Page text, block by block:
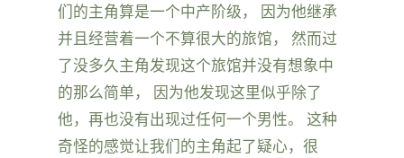
们的主角算是一个中产阶级， 因为他继承
并且经营着一个不算很大的旅馆， 然而过
了没多久主角发现这个旅馆并没有想象中
的那么简单， 因为他发现这里似乎除了
他，再也没有出现过任何一个男性。 这种
奇怪的感觉让我们的主角起了疑心，很